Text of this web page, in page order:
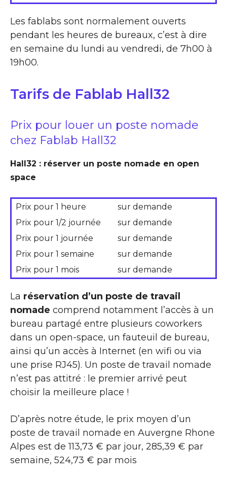
Les fablabs sont normalement ouverts
pendant les heures de bureaux, c’est à dire
en semaine du lundi au vendredi, de 7h00 à
19h00.
Tarifs de Fablab Hall32
Prix pour louer un poste nomade
chez Fablab Hall32
Hall32 : réserver un poste nomade en open
space
Prix pour 1 heure
sur demande
Prix pour 1/2 journée
sur demande
Prix pour 1 journée
sur demande
Prix pour 1 semaine
sur demande
Prix pour 1 mois
sur demande
La réservation d’un poste de travail
nomade comprend notamment l’accès à un
bureau partagé entre plusieurs coworkers
dans un open-space, un fauteuil de bureau,
ainsi qu’un accès à Internet (en wifi ou via
une prise RJ45). Un poste de travail nomade
n’est pas attitré : le premier arrivé peut
choisir la meilleure place !
D’après notre étude, le prix moyen d’un
poste de travail nomade en Auvergne Rhone
Alpes est de 113,73 € par jour, 285,39 € par
semaine, 524,73 € par mois